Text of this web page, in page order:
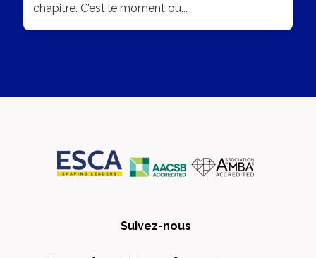
chapitre. C’est le moment où...
Suivez-nous